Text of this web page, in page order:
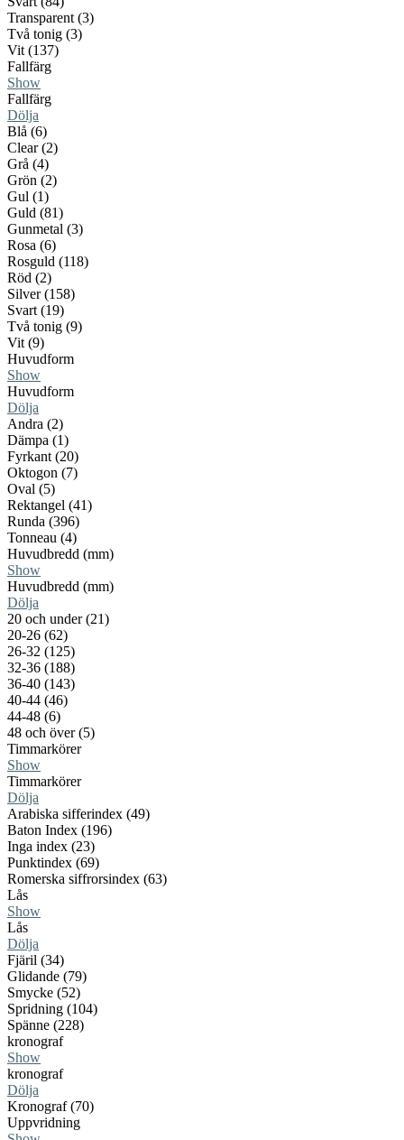
Transparent (3)
Två tonig (3)
Vit (137)
Fallfärg
Show
Fallfärg
Dölja
Blå (6)
Clear (2)
Grå (4)
Grön (2)
Gul (1)
Guld (81)
Gunmetal (3)
Rosa (6)
Rosguld (118)
Röd (2)
Silver (158)
Svart (19)
Två tonig (9)
Vit (9)
Huvudform
Show
Huvudform
Dölja
Andra (2)
Dämpa (1)
Fyrkant (20)
Oktogon (7)
Oval (5)
Rektangel (41)
Runda (396)
Tonneau (4)
Huvudbredd (mm)
Show
Huvudbredd (mm)
Dölja
20 och under (21)
20-26 (62)
26-32 (125)
32-36 (188)
36-40 (143)
40-44 (46)
44-48 (6)
48 och över (5)
Timmarkörer
Show
Timmarkörer
Dölja
Arabiska sifferindex (49)
Baton Index (196)
Inga index (23)
Punktindex (69)
Romerska siffrorsindex (63)
Lås
Show
Lås
Dölja
Fjäril (34)
Glidande (79)
Smycke (52)
Spridning (104)
Spänne (228)
kronograf
Show
kronograf
Dölja
Kronograf (70)
Uppvridning